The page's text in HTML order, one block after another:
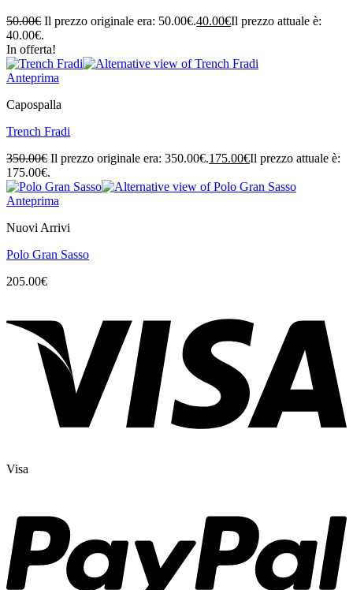
50.00€ Il prezzo originale era: 50.00€.40.00€Il prezzo attuale è:
40.00€.
In offerta!
Anteprima
Capospalla
Trench Fradi
350.00€ Il prezzo originale era: 350.00€.175.00€Il prezzo attuale è:
175.00€.
Anteprima
Nuovi Arrivi
Polo Gran Sasso
205.00€
Visa